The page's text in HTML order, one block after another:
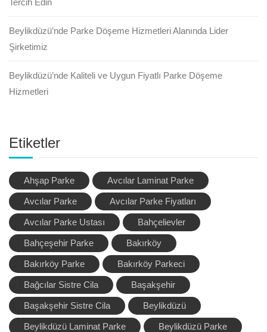
Tercih Edin
Beylikdüzü’nde Parke Döşeme Hizmetleri Alanında Lider
Şirketimiz
Beylikdüzü’nde Kaliteli ve Uygun Fiyatlı Parke Döşeme
Hizmetleri
Etiketler
Ahşap Parke Avcılar Laminat Parke
Avcılar Parke Avcılar Parke Fiyatları
Avcılar Parke Ustası Bahçelievler
Bahçeşehir Parke Bakırköy
Bakırköy Parke Bakırköy Parkeci
Bağcılar Sistre Cila Başakşehir
Başakşehir Sistre Cila Beylikdüzü
Beylikdüzü Laminat Parke Beylikdüzü Parke